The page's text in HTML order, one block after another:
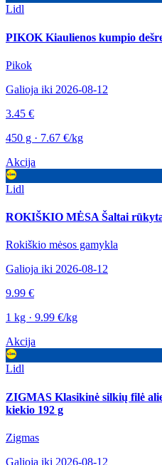
Lidl
PIKOK Kiaulienos kumpio
Pikok
Galioja iki 2026-08-12
3.45 €
450 g · 7.67 €/kg
Akcija
Lidl
ROKIŠKIO MĖSA Šaltai
Rokiškio mėsos gamykla
Galioja iki 2026-08-12
9.99 €
1 kg · 9.99 €/kg
Akcija
Lidl
ZIGMAS Klasikinė silkių filė
kiekio 192 g
Zigmas
Galioja iki 2026-08-12